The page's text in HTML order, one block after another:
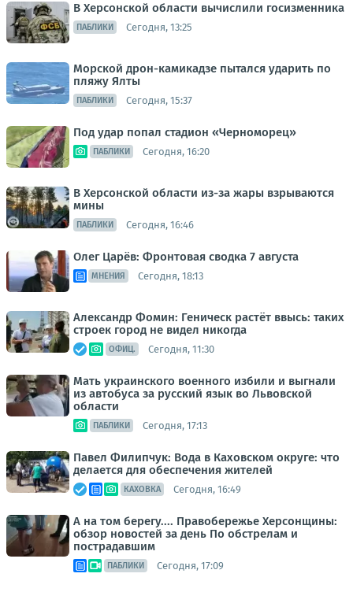
В Херсонской области вычислили госизменника
ПАБЛИКИ Сегодня, 13:25
Морской дрон-камикадзе пытался ударить по
пляжу Ялты
ПАБЛИКИ Сегодня, 15:37
Под удар попал стадион «Черноморец»
ПАБЛИКИ Сегодня, 16:20
В Херсонской области из-за жары взрываются
мины
ПАБЛИКИ Сегодня, 16:46
Олег Царёв: Фронтовая сводка 7 августа
МНЕНИЯ Сегодня, 18:13
Александр Фомин: Геническ растёт ввысь: таких
строек город не видел никогда
ОФИЦ. Сегодня, 11:30
Мать украинского военного избили и выгнали
из автобуса за русский язык во Львовской
области
ПАБЛИКИ Сегодня, 17:13
Павел Филипчук: Вода в Каховском округе: что
делается для обеспечения жителей
КАХОВКА Сегодня, 16:49
А на том берегу.... Правобережье Херсонщины:
обзор новостей за день По обстрелам и
пострадавшим
ПАБЛИКИ Сегодня, 17:09